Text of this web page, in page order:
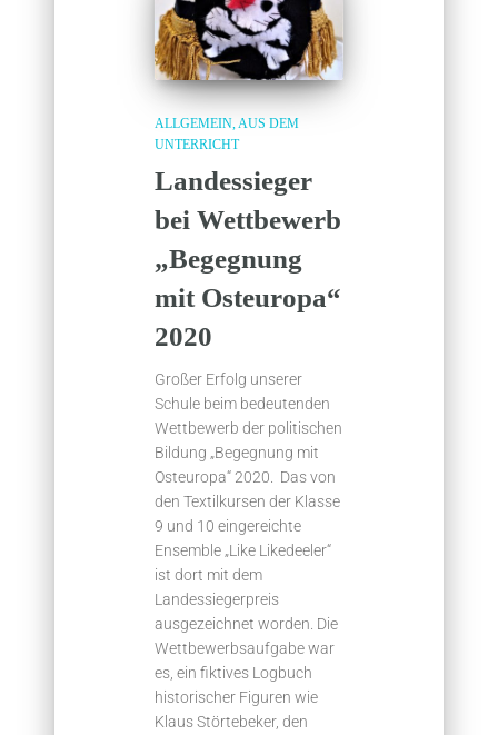
ALLGEMEIN AUS DEM
UNTERRICHT
Landessieger
bei Wettbewerb
„Begegnung
mit Osteuropa“
2020
Großer Erfolg unserer
Schule beim bedeutenden
Wettbewerb der politischen
Bildung „Begegnung mit
Osteuropa“ 2020. Das von
den Textilkursen der Klasse
9 und 10 eingereichte
Ensemble „Like Likedeeler“
ist dort mit dem
Landessiegerpreis
ausgezeichnet worden. Die
Wettbewerbsaufgabe war
es, ein fiktives Logbuch
historischer Figuren wie
Klaus Störtebeker, den